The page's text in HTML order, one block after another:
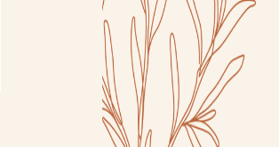
precios:
desde
8,00 €
hasta
22,90 €